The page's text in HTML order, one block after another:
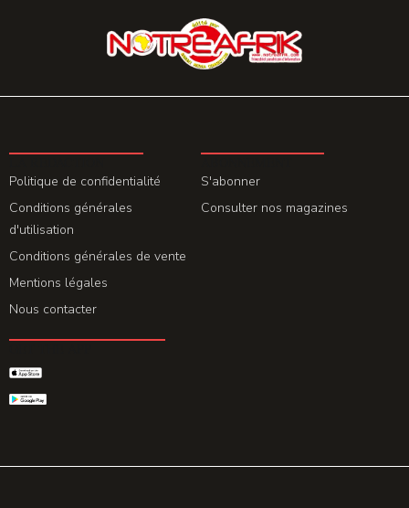
Politique de confidentialité
Conditions générales
d'utilisation
Conditions générales de vente
Mentions légales
Nous contacter
S'abonner
Consulter nos magazines